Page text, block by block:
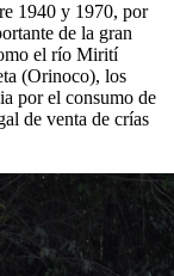
1940 y 1970, por
de la gran
el río Mirití
(Orinoco), los
por el consumo de
de venta de crías